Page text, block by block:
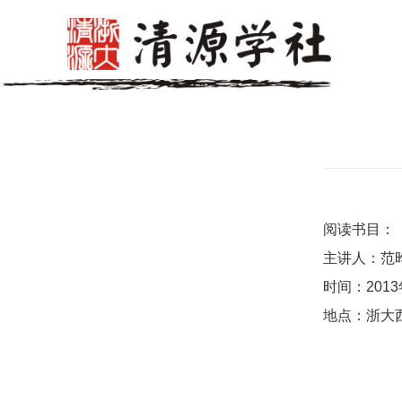
阅读书目：
主讲人：范
时间：
地点：浙大